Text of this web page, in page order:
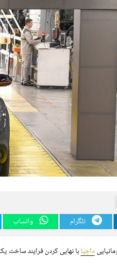
تلگرام واتساپ
داچیا